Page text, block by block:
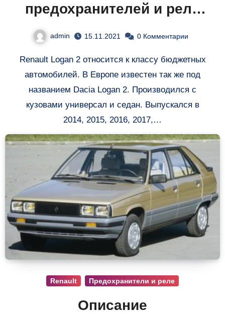
предохранителей и реле
admin 15.11.2021 0 Комментарии
Renault Logan 2 относится к классу бюджетных
автомобилей. В Европе известен так же под
названием Dacia Logan 2. Производился с
кузовами универсал и седан. Выпускался в
2014, 2015, 2016, 2017,…
Renault Предохранители и реле
Описание